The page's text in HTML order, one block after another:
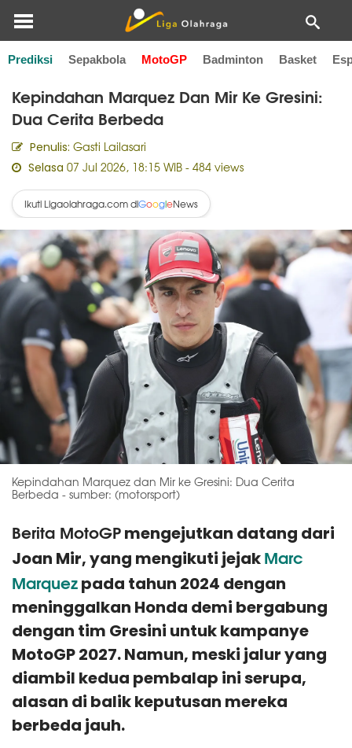
Prediksi Sepakbola MotoGP Badminton Basket
Home MotoGP
Kepindahan Marquez Dan Mir Ke Gresini:
Dua Cerita Berbeda
Penulis: Gasti Lailasari
Selasa 07 Jul 2026, 18:15 WIB - 484 views
Ikuti Ligaolahraga.com diGoogleNews
Kepindahan Marquez dan Mir ke Gresini: Dua Cerita
Berbeda - sumber: (motorsport)
Berita MotoGPmengejutkan datang dari
Joan Mir, yang mengikuti jejakMarc
Marquezpada tahun 2024 dengan
meninggalkan Honda demi bergabung
dengan tim Gresini untuk kampanye
MotoGP 2027. Namun, meski jalur yang
diambil kedua pembalap ini serupa,
alasan di balik keputusan mereka
berbeda jauh.